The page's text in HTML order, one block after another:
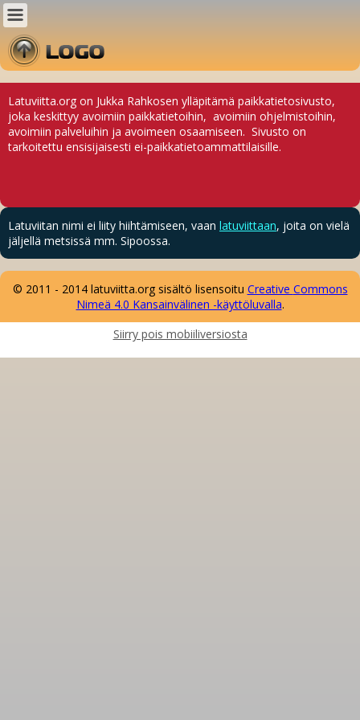
Latuviitta.org on Jukka Rahkosen ylläpitämä paikkatietosivusto,
joka keskittyy avoimiin paikkatietoihin, avoimiin ohjelmistoihin,
avoimiin palveluihin ja avoimeen osaamiseen. Sivusto on
tarkoitettu ensisijaisesti ei-paikkatietoammattilaisille.
Latuviitan nimi ei liity hiihtämiseen, vaan latuviittaan, joita on vielä
jäljellä metsissä mm. Sipoossa.
© 2011 - 2014 latuviitta.org sisältö lisensoitu Creative Commons
Nimeä 4.0 Kansainvälinen -käyttöluvalla.
Siirry pois mobiiliversiosta